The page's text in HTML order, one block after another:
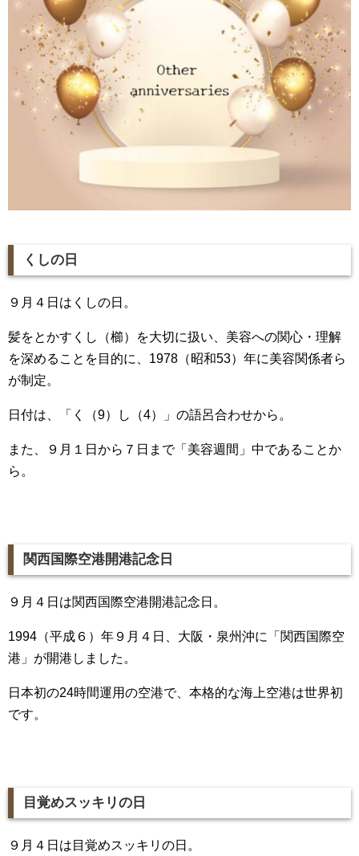
くしの日
９月４日はくしの日。
髪をとかすくし（櫛）を大切に扱い、美容への関心・理解
を深めることを目的に、1978（昭和53）年に美容関係者ら
が制定。
日付は、「く（9）し（4）」の語呂合わせから。
また、９月１日から７日まで「美容週間」中であることか
ら。
関西国際空港開港記念日
９月４日は関西国際空港開港記念日。
1994（平成６）年９月４日、大阪・泉州沖に「関西国際空
港」が開港しました。
日本初の24時間運用の空港で、本格的な海上空港は世界初
です。
目覚めスッキリの日
９月４日は目覚めスッキリの日。